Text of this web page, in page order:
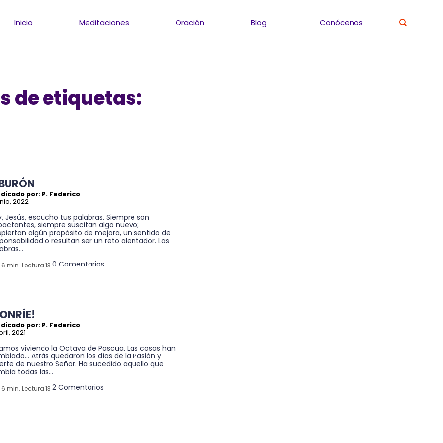
Inicio Meditaciones Oración Blog Conócenos
de etiquetas:
por: P. Federico
2022
Jesús, escucho tus palabras. Siempre son
siempre suscitan algo nuevo;
algún propósito de mejora, un sentido de
o resultan ser un reto alentador. Las
6 min. Lectura 13 0 Comentarios
por: P. Federico
2021
viviendo la Octava de Pascua. Las cosas han
Atrás quedaron los días de la Pasión y
de nuestro Señor. Ha sucedido aquello que
todas las...
6 min. Lectura 13 2 Comentarios